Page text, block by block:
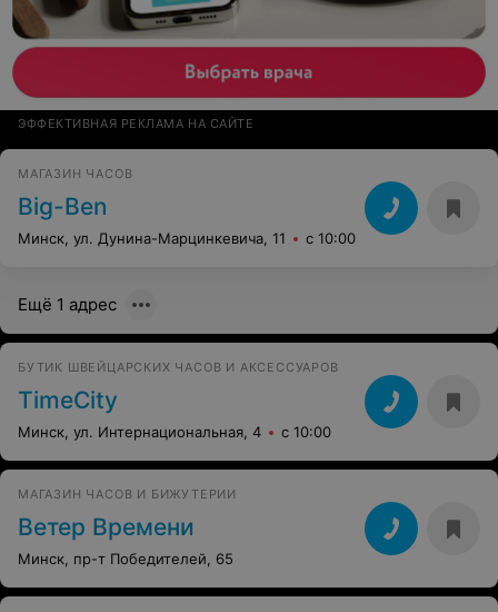
ЭФФЕКТИВНАЯ РЕКЛАМА НА САЙТЕ
МАГАЗИН ЧАСОВ
Big-Ben
Минск, ул. Дунина-Марцинкевича, 11 с 10:00
Ещё 1 адрес
БУТИК ШВЕЙЦАРСКИХ ЧАСОВ И АКСЕССУАРОВ
TimeCity
Минск, ул. Интернациональная, 4 с 10:00
МАГАЗИН ЧАСОВ И БИЖУТЕРИИ
Ветер Времени
Минск, пр-т Победителей, 65